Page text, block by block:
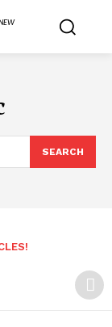
SEARCH